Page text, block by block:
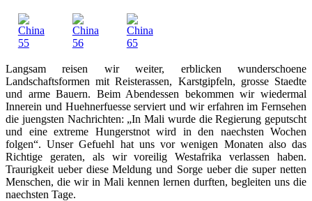
Langsam reisen wir weiter, erblicken wunderschoene
Landschaftsformen mit Reisterassen, Karstgipfeln, grosse Staedte
und arme Bauern. Beim Abendessen bekommen wir wiedermal
Innerein und Huehnerfuesse serviert und wir erfahren im Fernsehen
die juengsten Nachrichten: „In Mali wurde die Regierung geputscht
und eine extreme Hungerstnot wird in den naechsten Wochen
folgen“. Unser Gefuehl hat uns vor wenigen Monaten also das
Richtige geraten, als wir voreilig Westafrika verlassen haben.
Traurigkeit ueber diese Meldung und Sorge ueber die super netten
Menschen, die wir in Mali kennen lernen durften, begleiten uns die
naechsten Tage.